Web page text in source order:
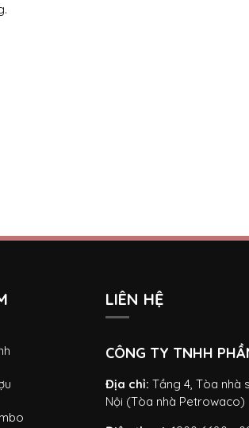
LIÊN HỆ
CÔNG TY TNHH
Địa chỉ: Tầng 4, Tòa nhà
Nội (Tòa nhà Petrowaco)